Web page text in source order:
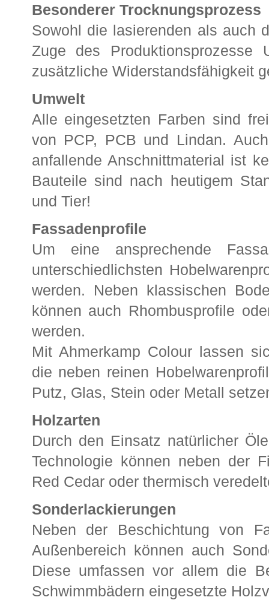
Besonderer Trocknungsprozess
Sowohl die lasierenden als auch
Zuge des
zusätzliche Widerstandsfähigkeit
Umwelt
Alle eingesetzten Farben sind
von PCP, PCB und Lindan.
anfallende Anschnittmaterial ist
Bauteile sind nach heutigem
und Tier!
Fassadenprofile
Um eine ansprechende
unterschiedlichsten
werden. Neben klassischen
können auch Rhombusprofile
werden.
Mit Ahmerkamp Colour lassen
die neben reinen
Putz, Glas, Stein oder Metall
Holzarten
Durch den Einsatz natürlicher
Technologie können neben der
Red Cedar oder thermisch
Sonderlackierungen
Neben der Beschichtung von
Außenbereich können auch
Diese umfassen vor allem die
Schwimmbädern eingesetzte